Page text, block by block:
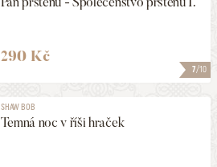
7/10
290 Kč
SHAW BOB
Temná noc v říši hraček